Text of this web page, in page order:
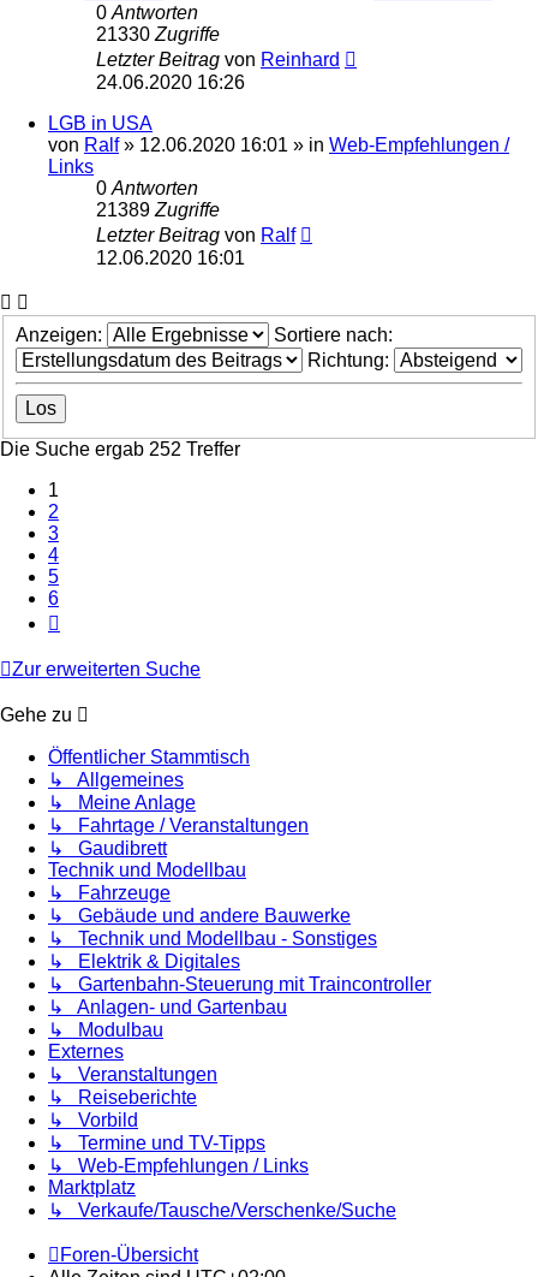
0 Antworten
21330 Zugriffe
Letzter Beitrag von Reinhard
24.06.2020 16:26
LGB in USA
von Ralf» 12.06.2020 16:01 » in Web-Empfehlungen /
Links
0 Antworten
21389 Zugriffe
Letzter Beitrag von Ralf
12.06.2020 16:01
Anzeigen:
Sortiere nach:
Richtung:
Die Suche ergab 252 Treffer
1
2
3
4
5
6
Zur erweiterten Suche
Gehe zu
Öffentlicher Stammtisch
↳ Allgemeines
↳ Meine Anlage
↳ Fahrtage / Veranstaltungen
↳ Gaudibrett
Technik und Modellbau
↳ Fahrzeuge
↳ Gebäude und andere Bauwerke
↳ Technik und Modellbau - Sonstiges
↳ Elektrik & Digitales
↳ Gartenbahn-Steuerung mit Traincontroller
↳ Anlagen- und Gartenbau
↳ Modulbau
Externes
↳ Veranstaltungen
↳ Reiseberichte
↳ Vorbild
↳ Termine und TV-Tipps
↳ Web-Empfehlungen / Links
Marktplatz
↳ Verkaufe/Tausche/Verschenke/Suche
Foren-Übersicht